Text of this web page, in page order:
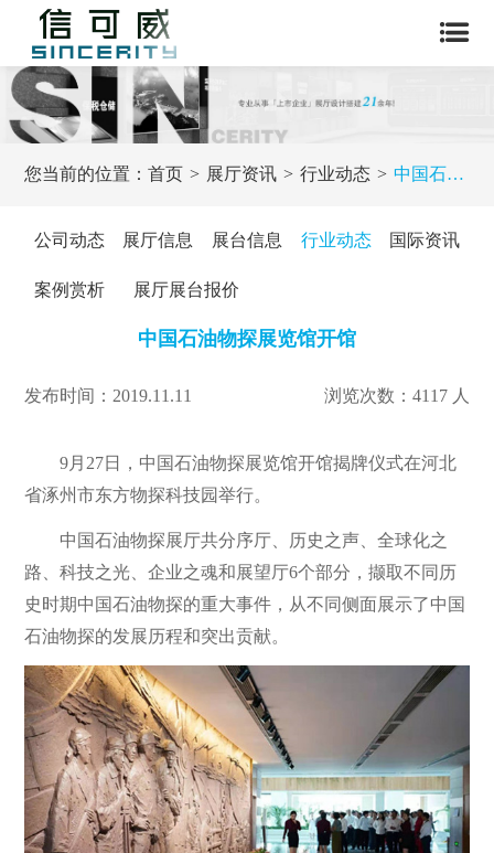
您当前的位置：首页 展厅资讯 行业动态 中国石油物探展览馆开馆
公司动态 展厅信息 展台信息 行业动态 国际资讯
案例赏析 展厅展台报价
中国石油物探展览馆开馆
发布时间：2019.11.11 浏览次数：4117 人
9月27日，中国石油物探展览馆开馆揭牌仪式在河北
省涿州市东方物探科技园举行。
中国石油物探展厅共分序厅、历史之声、全球化之
路、科技之光、企业之魂和展望厅6个部分，撷取不同历
史时期中国石油物探的重大事件，从不同侧面展示了中国
石油物探的发展历程和突出贡献。